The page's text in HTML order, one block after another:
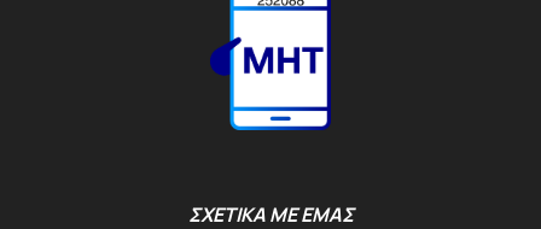
ΣΧΕΤΙΚΑ ΜΕ ΕΜΑΣ